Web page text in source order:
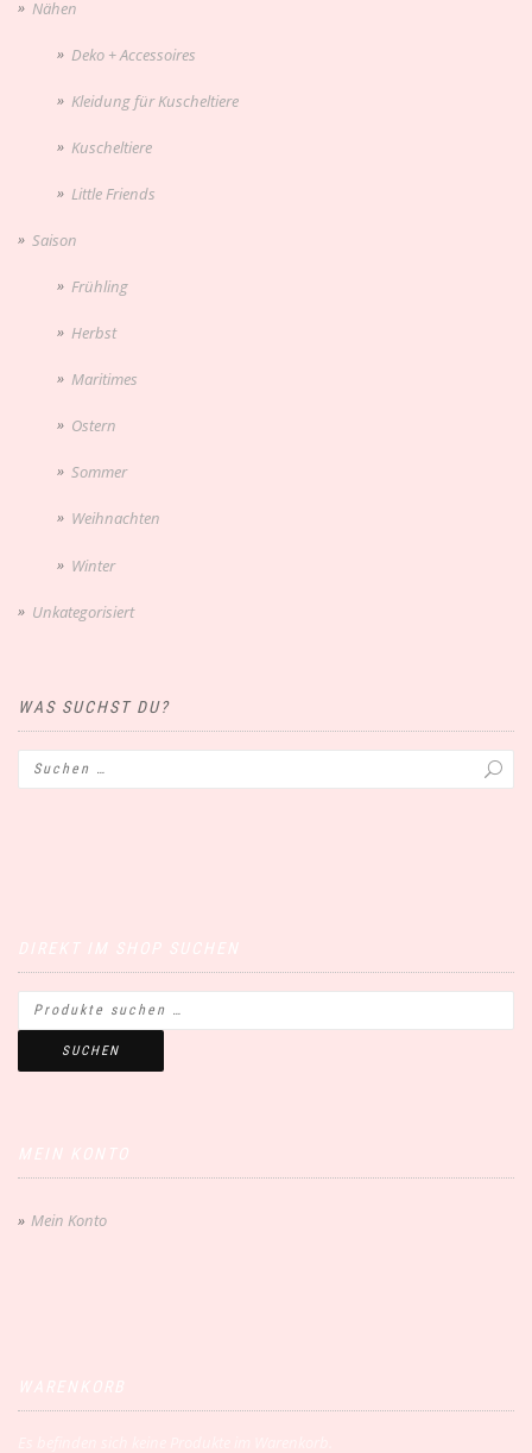
Nähen
Deko + Accessoires
Kleidung für Kuscheltiere
Kuscheltiere
Little Friends
Saison
Frühling
Herbst
Maritimes
Ostern
Sommer
Weihnachten
Winter
Unkategorisiert
WAS SUCHST DU?
SUCHEN
Mein Konto